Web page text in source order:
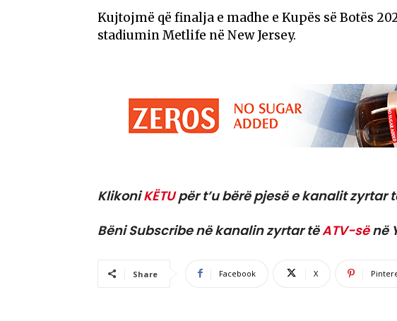
Kujtojmë që finalja e madhe e Kupës së Botës
stadiumin Metlife në New Jersey.
KlikoniKËTUpër t’u bërë pjesë e kanalit zyrtar
Bëni Subscribe në kanalin zyrtar tëATV-sënë
Share Facebook X